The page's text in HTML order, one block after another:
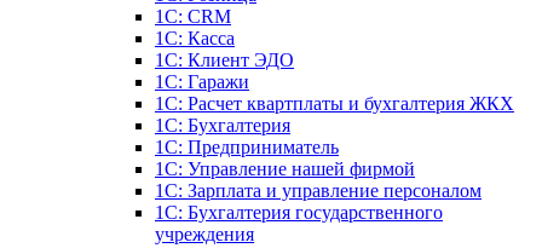
1C: CRM
1C: Касса
1С: Клиент ЭДО
1С: Гаражи
1C: Расчет квартплаты и бухгалтерия ЖКХ
1C: Бухгалтерия
1C: Предприниматель
1C: Управление нашей фирмой
1C: Зарплата и управление персоналом
1C: Бухгалтерия государственного
учреждения